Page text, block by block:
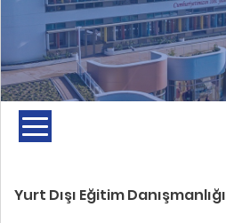
Yurt Dışı Eğitim Danışmanlığı